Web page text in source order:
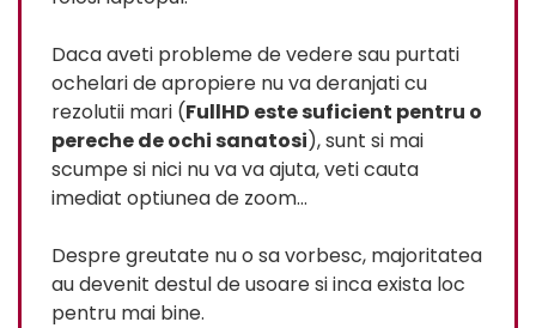
Daca aveti probleme de vedere sau purtati
ochelari de apropiere nu va deranjati cu
rezolutii mari (FullHD este suficient pentru o
pereche de ochi sanatosi), sunt si mai
scumpe si nici nu va va ajuta, veti cauta
imediat optiunea de zoom…
Despre greutate nu o sa vorbesc, majoritatea
au devenit destul de usoare si inca exista loc
pentru mai bine.